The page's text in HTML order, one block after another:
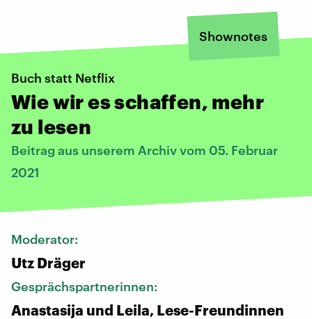
Shownotes
Buch statt Netflix
Wie wir es schaffen, mehr
zu lesen
Beitrag aus unserem Archiv vom 05. Februar
2021
Moderator:
Utz Dräger
Gesprächspartnerinnen:
Anastasija und Leila, Lese-Freundinnen